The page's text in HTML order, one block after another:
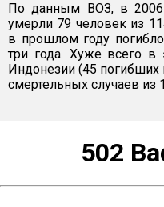
По данным ВОЗ, в 2006
умерли 79 человек из
в прошлом году
три года. Хуже всего в
Индонезии (45 погибших
смертельных случаев из
502